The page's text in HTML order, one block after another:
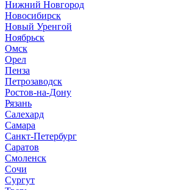
Нижний Новгород
Новосибирск
Новый Уренгой
Ноябрьск
Омск
Орел
Пенза
Петрозаводск
Ростов-на-Дону
Рязань
Салехард
Самара
Санкт-Петербург
Саратов
Смоленск
Сочи
Сургут